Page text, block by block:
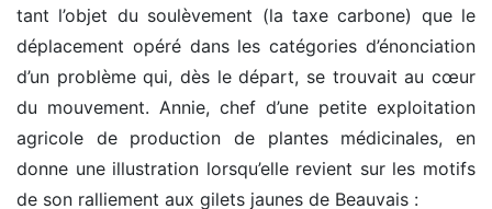
tant l’objet du soulèvement (la taxe carbone) que le
déplacement opéré dans les catégories d’énonciation
d’un problème qui, dès le départ, se trouvait au cœur
du mouvement. Annie, chef d’une petite exploitation
agricole de production de plantes médicinales, en
donne une illustration lorsqu’elle revient sur les motifs
de son ralliement aux gilets jaunes de Beauvais :